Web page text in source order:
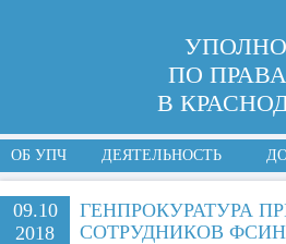
ПО
В
ОБ УПЧ ДЕЯТЕЛЬНОСТЬ
09.10
2018
ГЕНПРОКУРАТУРА
СОТРУДНИКОВ